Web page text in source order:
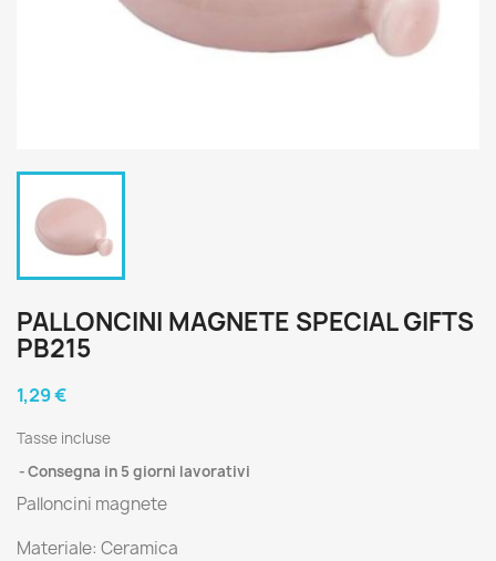
PALLONCINI MAGNETE SPECIAL GIFTS
PB215
1,29 €
Tasse incluse
Consegna in 5 giorni lavorativi
Palloncini magnete
Materiale: Ceramica